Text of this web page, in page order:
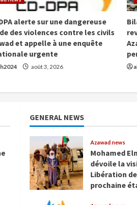
alerte sur une dangereuse
des violences contre les civils
et appelle à une enquête
urgente
août 3, 2026
GENERAL NEWS
Azawad news
Mohamed
dévoile la
Libération
prochaine